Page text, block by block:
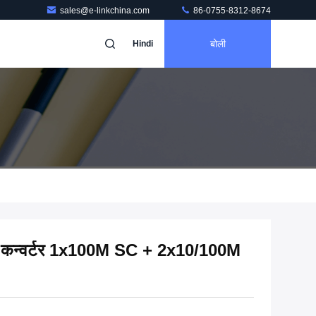
sales@e-linkchina.com 86-0755-8312-8674
Hindi बोली
कन्वर्टर 1x100M SC + 2x10/100M